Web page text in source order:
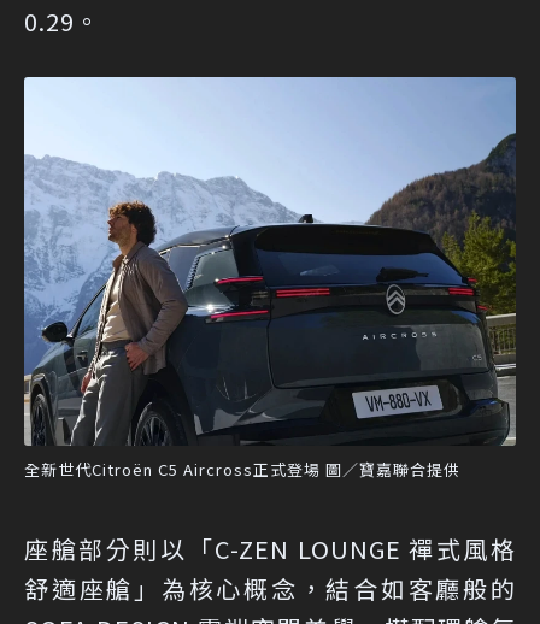
0.29。
全新世代Citroën C5 Aircross正式登場 圖／寶嘉聯合提供
座艙部分則以「C-ZEN LOUNGE 禪式風格
舒適座艙」為核心概念，結合如客廳般的